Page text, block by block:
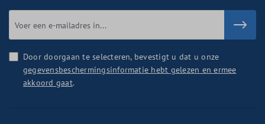
Door doorgaan te selecteren, bevestigt u dat u onze
gegevensbeschermingsinformatie hebt gelezen en ermee
akkoord gaat.